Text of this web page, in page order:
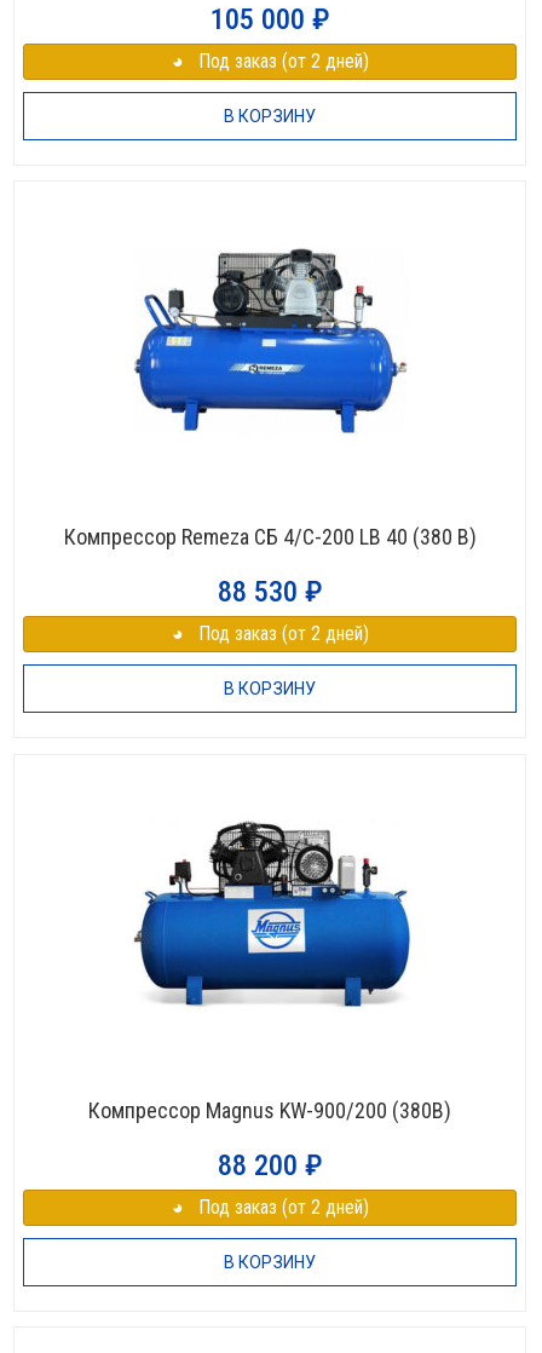
105 000 ₽
◕⠀Под заказ (от 2 дней)
В КОРЗИНУ
Компрессор Remeza СБ 4/С-200 LB 40 (380 В)
88 530 ₽
◕⠀Под заказ (от 2 дней)
В КОРЗИНУ
Компрессор Magnus KW-900/200 (380В)
88 200 ₽
◕⠀Под заказ (от 2 дней)
В КОРЗИНУ